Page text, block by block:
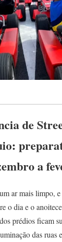
de
a
ar mais limpo, e
o dia e o
prédios ficam
das ruas